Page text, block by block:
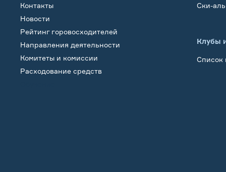
Контакты
Новости
Рейтинг горовосходителей
Направления деятельности
Комитеты и комиссии
Расходование средств
Ски-
Клубы
Список